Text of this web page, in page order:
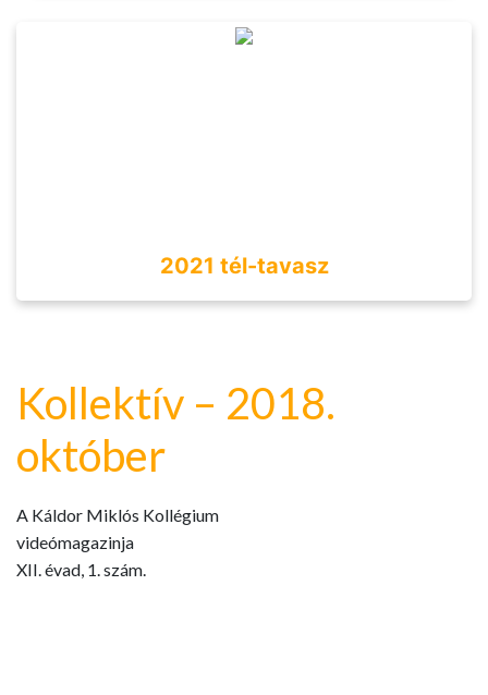
2021 tél-tavasz
Kollektív – 2018.
október
A Káldor Miklós Kollégium
videómagazinja
XII. évad, 1. szám.